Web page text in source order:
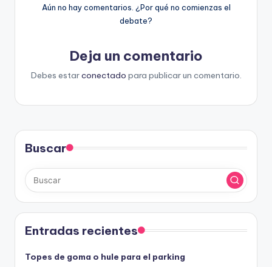
Aún no hay comentarios. ¿Por qué no comienzas el
debate?
Deja un comentario
Debes estarconectado para publicar un comentario.
Buscar
Entradas recientes
Topes de goma o hule para el parking